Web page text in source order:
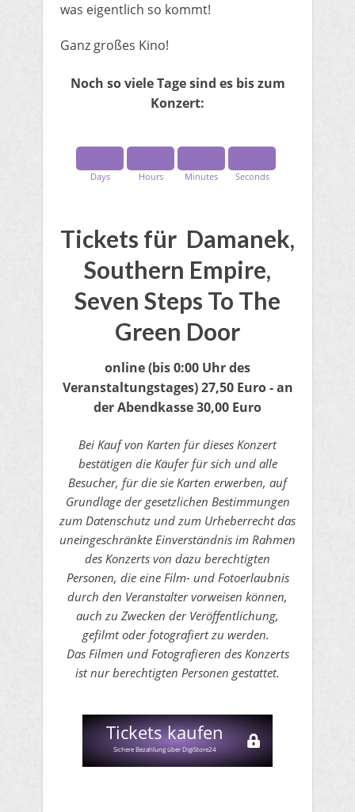
was eigentlich so kommt!
Ganz großes Kino!
Noch so viele Tage sind es bis zum
Konzert:
Days Hours Minutes Seconds
Tickets für Damanek,
Southern Empire,
Seven Steps To The
Green Door
online(bis 0:00 Uhr des
Veranstaltungstages)27,50 Euro - an
der Abendkasse 30,00 Euro
Bei Kauf von Karten für dieses Konzert
bestätigen die Käufer für sich und alle
Besucher, für die sie Karten erwerben, auf
Grundlage der gesetzlichen Bestimmungen
zum Datenschutz und zum Urheberrecht das
uneingeschränkte Einverständnis im Rahmen
des Konzerts von dazu berechtigten
Personen, die eine Film- und Fotoerlaubnis
durch den Veranstalter vorweisen können,
auch zu Zwecken der Veröffentlichung,
gefilmt oder fotografiert zu werden.
Das Filmen und Fotografieren des Konzerts
ist nur berechtigten Personen gestattet.
​Tickets kaufen
Sichere Bezahlung über DigiStore24